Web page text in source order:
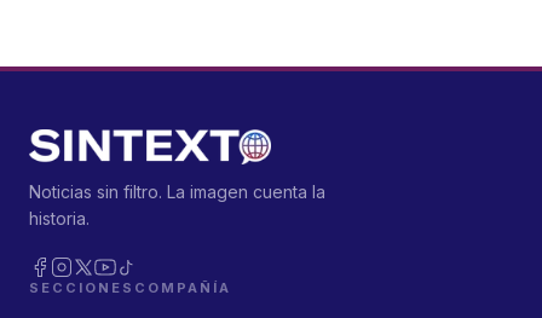
Noticias sin filtro. La imagen cuenta la
historia.
SECCIONES COMPAÑÍA